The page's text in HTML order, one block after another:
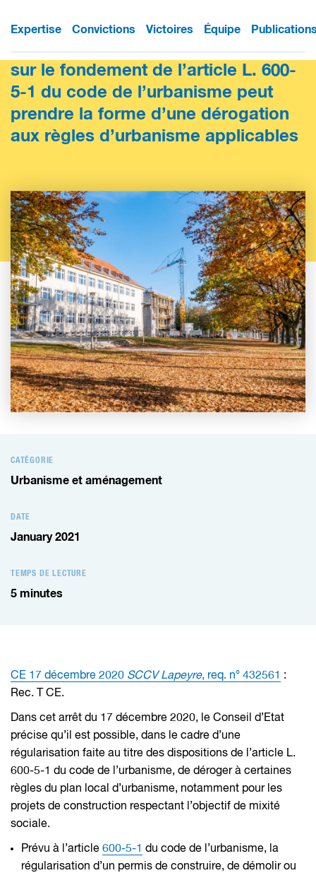
Expertise Convictions Victoires Équipe
La mesure de régularisation prise
sur le fondement de l’article L. 600-
5-1 du code de l’urbanisme peut
prendre la forme d’une dérogation
aux règles d’urbanisme applicables
CATÉGORIE
Urbanisme et aménagement
DATE
January 2021
TEMPS DE LECTURE
5 minutes
CE 17 décembre 2020 SCCV Lapeyre, req. n° 432561 :
Rec. T CE.
Dans cet arrêt du 17 décembre 2020, le Conseil d’Etat
précise qu’il est possible, dans le cadre d’une
régularisation faite au titre des dispositions de l’article L.
600-5-1 du code de l’urbanisme, de déroger à certaines
règles du plan local d’urbanisme, notamment pour les
projets de construction respectant l’objectif de mixité
sociale.
Prévu à l’article 600-5-1 du code de l’urbanisme, la
régularisation d’un permis de construire, de démolir ou